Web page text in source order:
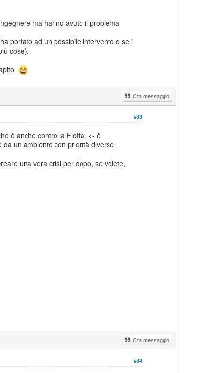
ma hanno avuto il problema
portato ad un possibile intervento o se i
cose).
Cita messaggio
#33
è anche contro la Flotta. <- è
un ambiente con priorità diverse
una vera crisi per dopo, se volete,
Cita messaggio
#34